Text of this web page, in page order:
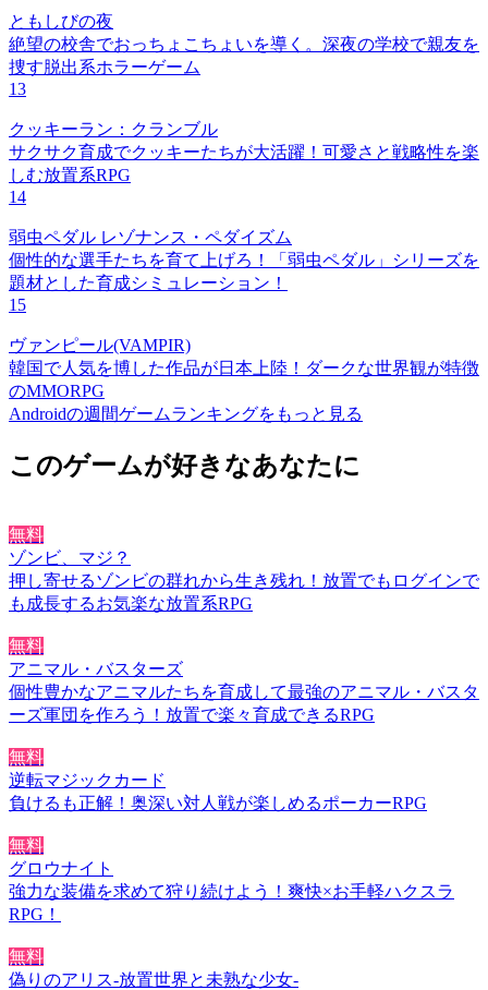
ともしびの夜
絶望の校舎でおっちょこちょいを導く。深夜の学校で親友を
捜す脱出系ホラーゲーム
13
クッキーラン：クランブル
サクサク育成でクッキーたちが大活躍！可愛さと戦略性を楽
しむ放置系RPG
14
弱虫ペダル レゾナンス・ペダイズム
個性的な選手たちを育て上げろ！「弱虫ペダル」シリーズを
題材とした育成シミュレーション！
15
ヴァンピール(VAMPIR)
韓国で人気を博した作品が日本上陸！ダークな世界観が特徴
のMMORPG
Androidの週間ゲームランキングをもっと見る
このゲームが好きなあなたに
無料
ゾンビ、マジ？
押し寄せるゾンビの群れから生き残れ！放置でもログインで
も成長するお気楽な放置系RPG
無料
アニマル・バスターズ
個性豊かなアニマルたちを育成して最強のアニマル・バスタ
ーズ軍団を作ろう！放置で楽々育成できるRPG
無料
逆転マジックカード
負けるも正解！奥深い対人戦が楽しめるポーカーRPG
無料
グロウナイト
強力な装備を求めて狩り続けよう！爽快×お手軽ハクスラ
RPG！
無料
偽りのアリス-放置世界と未熟な少女-